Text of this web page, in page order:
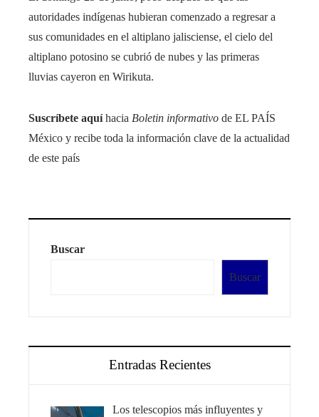
autoridades indígenas hubieran comenzado a regresar a
sus comunidades en el altiplano jalisciense, el cielo del
altiplano potosino se cubrió de nubes y las primeras
lluvias cayeron en Wirikuta.
Suscríbete aquí hacia Boletin informativo de EL PAÍS
México y recibe toda la información clave de la actualidad
de este país
Buscar
Buscar
Entradas Recientes
Los telescopios más influyentes y